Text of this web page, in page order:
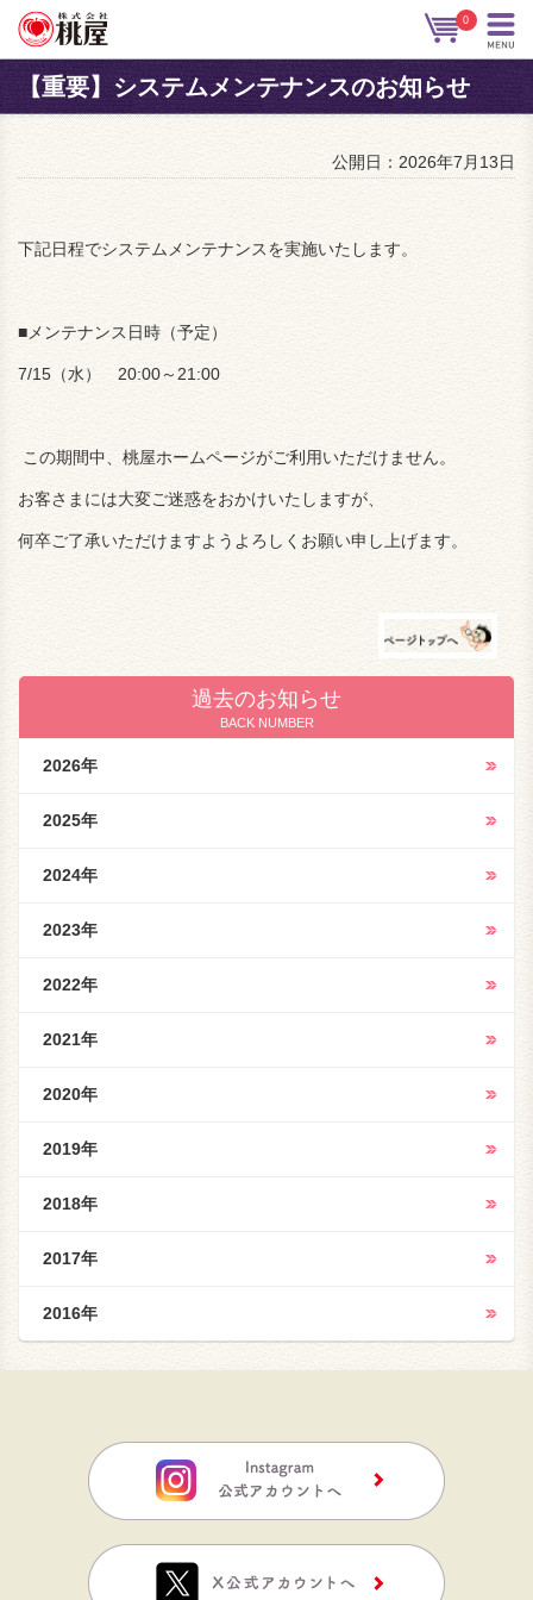
0
【重要】システムメンテナンスのお知らせ
公開日：2026年7月13日
下記日程でシステムメンテナンスを実施いたします。
■メンテナンス日時（予定）
7/15（水） 20:00～21:00
この期間中、桃屋ホームページがご利用いただけません。
お客さまには大変ご迷惑をおかけいたしますが、
何卒ご了承いただけますようよろしくお願い申し上げます。
過去のお知らせ
BACK NUMBER
2026年
2025年
2024年
2023年
2022年
2021年
2020年
2019年
2018年
2017年
2016年